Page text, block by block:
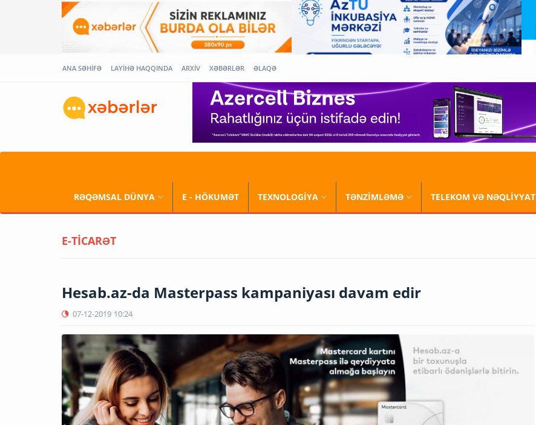
ANA SƏHİFƏ LAYİHƏ HAQQINDA ARXİV XƏBƏRLƏR ƏLAQƏ
RƏQƏMSAL DÜNYA E - HÖKUMƏT TEXNOLOGİYA TƏNZİMLƏMƏ TELEKOM VƏ NƏQLİYYAT
E-TİCARƏT
Hesab.az-da Masterpass kampaniyası davam edir
07-12-2019 10:24